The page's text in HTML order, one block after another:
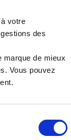
votre
des
marque de mieux
Vous pouvez